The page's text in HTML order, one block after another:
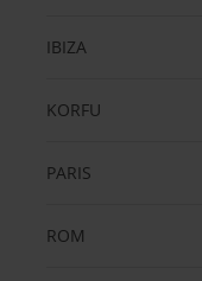
IBIZA
KORFU
PARIS
ROM